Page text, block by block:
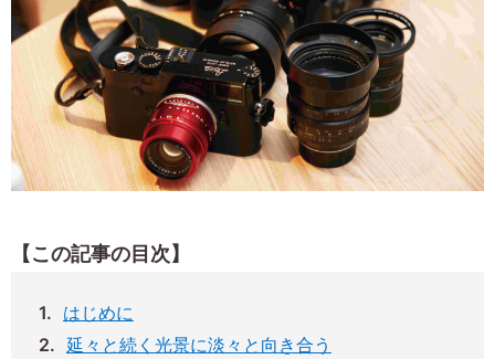
【この記事の目次】
はじめに
延々と続く光景に淡々と向き合う